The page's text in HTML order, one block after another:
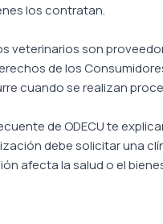
los contratan.
veterinarios son
de los
cuando se realizan
de ODECU te
debe solicitar una
afecta la salud o el